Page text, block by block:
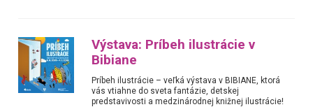
Výstava: Príbeh ilustrácie v
Bibiane
Príbeh ilustrácie – veľká výstava v BIBIANE, ktorá
vás vtiahne do sveta fantázie, detskej
predstavivosti a medzinárodnej knižnej ilustrácie!